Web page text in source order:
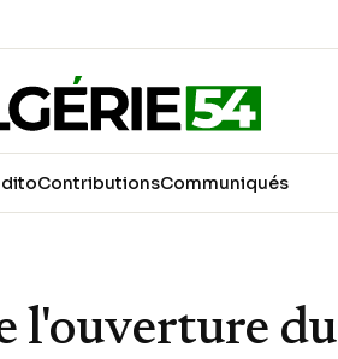
ContributionsCommuniqués
l'ouverture du